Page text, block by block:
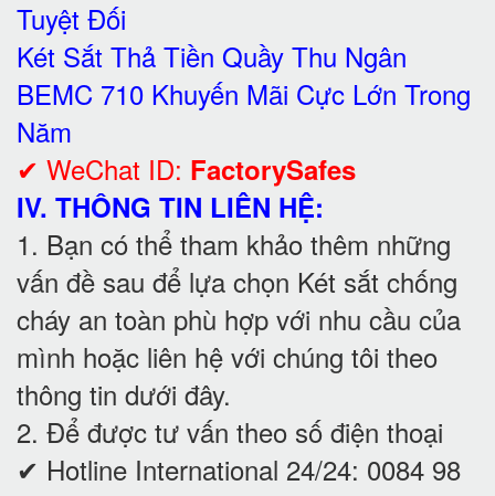
Tuyệt Đối
Két Sắt Thả Tiền Quầy Thu Ngân
BEMC 710 Khuyến Mãi Cực Lớn Trong
Năm
✔ WeChat ID: FactorySafes
IV. THÔNG TIN LIÊN HỆ:
1. Bạn có thể tham khảo thêm những
vấn đề sau để lựa chọn Két sắt chống
cháy an toàn phù hợp với nhu cầu của
mình hoặc liên hệ với chúng tôi theo
thông tin dưới đây.
2. Để được tư vấn theo số điện thoại
✔ Hotline International 24/24: 0084 98